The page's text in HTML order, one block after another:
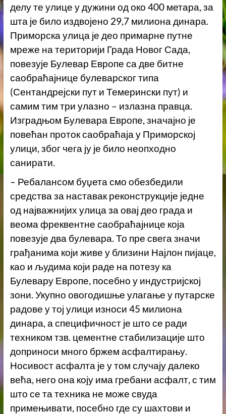
делу те улице у дужини од око 400 метара, за
шта је било издвојено 29,7 милиона динара.
Приморска улица је део примарне путне
мреже на територији Града Новог Сада,
повезује Булевар Европе са две битне
саобраћајнице булеварског типа
(Сентандрејски пут и Темерински пут) и
самим тим три улазно – излазна правца.
Изградњом Булевара Европе, значајно је
повећан проток саобраћаја у Приморској
улици, због чега ју је било неопходно
санирати.
– Ребалансом буџета смо обезбедили
средства за наставак реконструкције једне
од најважнијих улица за овај део града и
веома фреквентне саобраћајнице која
повезује два булевара. То пре свега значи
грађанима који живе у близини Најлон пијаце,
као и људима који раде на потезу ка
Булевару Европе, посебно у индустријској
зони. Укупно овогодишње улагање у путарске
радове у тој улици износи 45 милиона
динара, а специфичност је што се ради
техником тзв. цементне стабилизације што
доприноси много бржем асфалтирању.
Носивост асфалта је у том случају далеко
већа, него она коју има гребани асфалт, с тим
што се та техника не може свуда
примењивати, посебно где су шахтови и